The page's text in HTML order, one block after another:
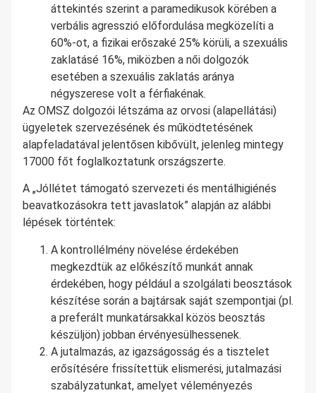
áttekintés szerint a paramedikusok körében a
verbális agresszió előfordulása megközelíti a
60%-ot, a fizikai erőszaké 25% körüli, a szexuális
zaklatásé 16%, miközben a női dolgozók
esetében a szexuális zaklatás aránya
négyszerese volt a férfiakénak.
Az OMSZ dolgozói létszáma az orvosi (alapellátási)
ügyeletek szervezésének és működtetésének
alapfeladatával jelentősen kibővült, jelenleg mintegy
17000 főt foglalkoztatunk országszerte.
A „Jóllétet támogató szervezeti és mentálhigiénés
beavatkozásokra tett javaslatok” alapján az alábbi
lépések történtek:
A kontrollélmény növelése érdekében
megkezdtük az előkészítő munkát annak
érdekében, hogy például a szolgálati beosztások
készítése során a bajtársak saját szempontjai (pl.
a preferált munkatársakkal közös beosztás
készüljön) jobban érvényesülhessenek.
A jutalmazás, az igazságosság és a tisztelet
erősítésére frissítettük elismerési, jutalmazási
szabályzatunkat, amelyet véleményezés